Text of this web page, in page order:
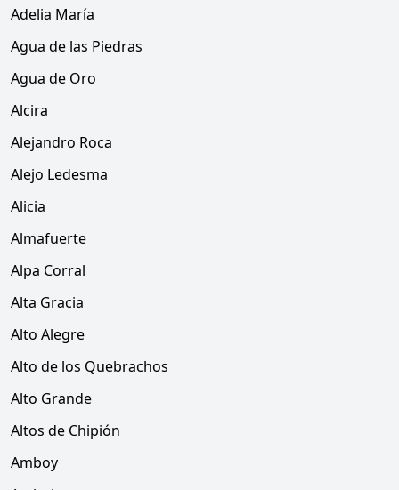
Adelia María
Agua de las Piedras
Agua de Oro
Alcira
Alejandro Roca
Alejo Ledesma
Alicia
Almafuerte
Alpa Corral
Alta Gracia
Alto Alegre
Alto de los Quebrachos
Alto Grande
Altos de Chipión
Amboy